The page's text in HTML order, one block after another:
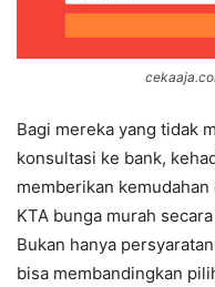
Bagi mereka yang tidak
konsultasi ke bank,
memberikan
KTA bunga murah
Bukan hanya
bisa membandingkan